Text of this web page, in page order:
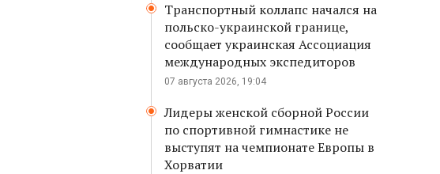
Транспортный коллапс начался на
польско-украинской границе,
сообщает украинская Ассоциация
международных экспедиторов
07 августа 2026, 19:04
Лидеры женской сборной России
по спортивной гимнастике не
выступят на чемпионате Европы в
Хорватии